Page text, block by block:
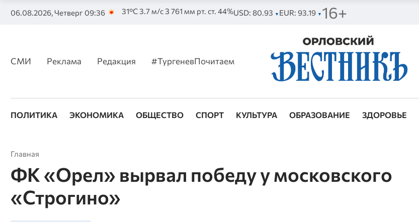
06.08.2026, Четверг 09:36 31°C 3.7 м/с З 761 мм рт. ст. 44%USD: 80.93 ▼ EUR: 93.19 ▼ 16+
СМИ Реклама Редакция #ТургеневПочитаем
ПОЛИТИКА ЭКОНОМИКА ОБЩЕСТВО СПОРТ КУЛЬТУРА ОБРАЗОВАНИЕ ЗДОРОВЬЕ
Главная
ФК «Орел» вырвал победу у московского
«Строгино»